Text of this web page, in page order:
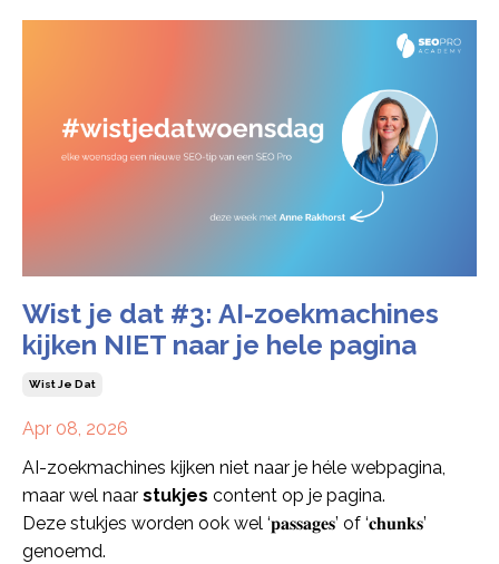
Wist je dat #3: AI-zoekmachines
kijken NIET naar je hele pagina
Wist Je Dat
Apr 08, 2026
AI-zoekmachines kijken niet naar je héle webpagina,
maar wel naar stukjes content op je pagina.
Deze stukjes worden ook wel ‘𝐩𝐚𝐬𝐬𝐚𝐠𝐞𝐬’ of ‘𝐜𝐡𝐮𝐧𝐤𝐬’
genoemd.